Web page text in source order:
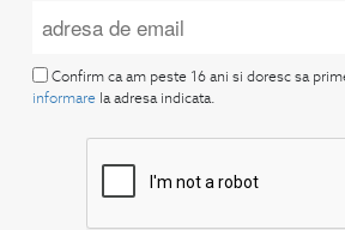
Confirm ca am peste 16 ani si doresc sa
informare la adresa indicata.